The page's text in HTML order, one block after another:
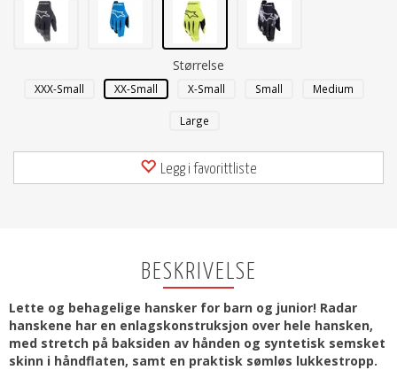
Størrelse
XXX-Small XX-Small X-Small Small Medium
Large
Legg i favorittliste
BESKRIVELSE
Lette og behagelige hansker for barn og junior! Radar
hanskene har en enlagskonstruksjon over hele hansken,
med stretch på baksiden av hånden og syntetisk semsket
skinn i håndflaten, samt en praktisk sømløs lukkestropp.